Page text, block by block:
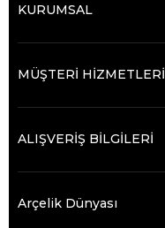
KURUMSAL
MÜŞTERİ HİZMETLERİ
ALIŞVERİŞ BİLGİLERİ
Arçelik Dünyası